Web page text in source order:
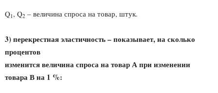
Q1 , Q2 – величина спроса на товар, штук.
3) перекрестная эластичность – показывает, на сколько
процентов
изменится величина спроса на товар А при изменении
товара В на 1 %: